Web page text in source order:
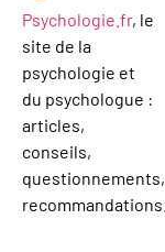
Psychologie.fr, le
site de la
psychologie et
du psychologue :
articles,
conseils,
questionnements,
recommandations.